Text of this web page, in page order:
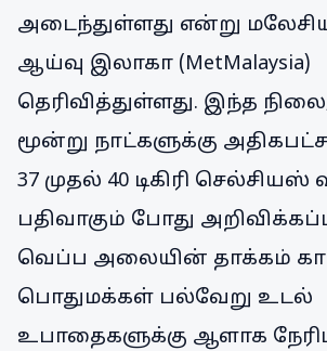
அடைந்துள்ளது என்று
ஆய்வு இலாகா (MetMalaysia)
தெரிவித்துள்ளது. இந்த
மூன்று நாட்களுக்கு
37 முதல் 40 டிகிரி
பதிவாகும் போது
வெப்ப அலையின் தாக்கம்
பொதுமக்கள் பல்வேறு உடல்
உபாதைகளுக்கு ஆளாக